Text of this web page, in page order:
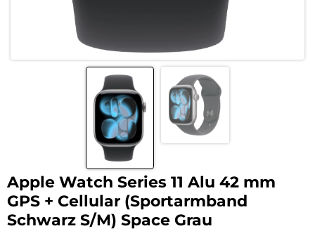
Apple Watch Series 11 Alu 42 mm
GPS + Cellular (Sportarmband
Schwarz S/M) Space Grau